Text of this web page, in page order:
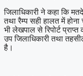
जिलाधिकारी ने कहा कि
तथा रैम्प सही हालत में होना
भी लेखपाल से रिपोर्ट
उप जिलाधिकारी तथा
है।